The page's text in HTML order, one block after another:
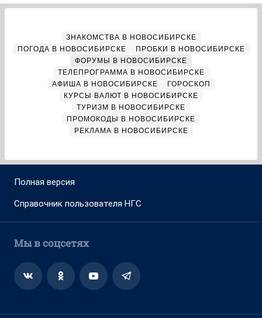
ЗНАКОМСТВА В НОВОСИБИРСКЕ
ПОГОДА В НОВОСИБИРСКЕ
ПРОБКИ В НОВОСИБИРСКЕ
ФОРУМЫ В НОВОСИБИРСКЕ
ТЕЛЕПРОГРАММА В НОВОСИБИРСКЕ
АФИША В НОВОСИБИРСКЕ
ГОРОСКОП
КУРСЫ ВАЛЮТ В НОВОСИБИРСКЕ
ТУРИЗМ В НОВОСИБИРСКЕ
ПРОМОКОДЫ В НОВОСИБИРСКЕ
РЕКЛАМА В НОВОСИБИРСКЕ
Полная версия
Справочник пользователя НГС
Мы в соцсетях